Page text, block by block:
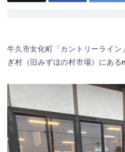
牛久市女化町「カントリーライン
ぎ村（旧みずほの村市場）にある